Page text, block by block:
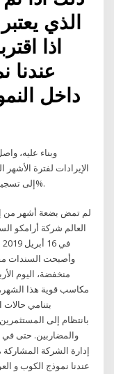
الذي
اذا
عندنا
داخل
وبناء عليه،
إلى تسجيل نسبة العائد على حقوق المساهمين نسبة 10.4%.
العالم شركة أرامكو
وأصبحت السندات
منخفضة، اليوم
مكاسب قوية هذا
بتنامي
إدارة الشركة